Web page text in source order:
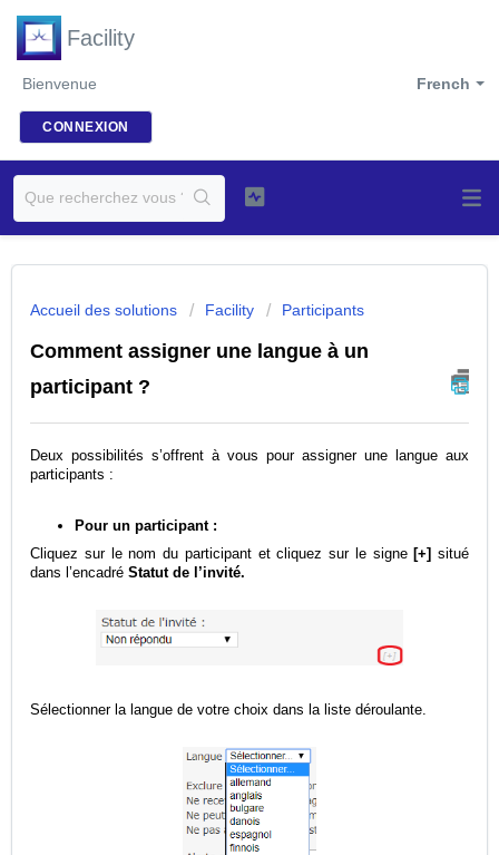
Facility
French
Bienvenue
CONNEXION
Accueil des solutions Facility Participants
Comment assigner une langue à un
participant ?
Deux possibilités s’offrent à vous pour assigner une langue aux
participants :
Pour un participant :
Cliquez sur le nom du participant et cliquez sur le signe [+] situé
dans l’encadré Statut de l’invité.
Sélectionner la langue de votre choix dans la liste déroulante.